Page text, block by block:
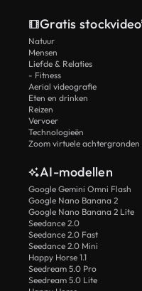
Gratis
Natuur
Mensen
Liefde & Relaties
- Fitness
Aerial videografie
Eten en drinken
Reizen
Vervoer
Technologieën
Zoom virtuele achtergronden
AI-modellen
Google Gemini Omni Flash
Google Nano Banana 2
Google Nano Banana 2 Lite
Seedance 2.0
Seedance 2.0 Fast
Seedance 2.0 Mini
Happy Horse 1.1
Seedream 5.0 Pro
Seedream 5.0 Lite